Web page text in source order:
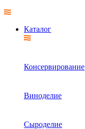
Каталог
Консервирование
Виноделие
Сыроделие